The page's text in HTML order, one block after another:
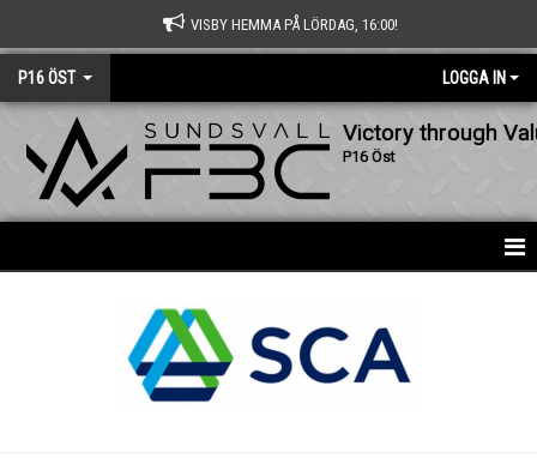
VISBY HEMMA PÅ LÖRDAG, 16:00!
P16 ÖST LOGGA IN
Victory through
P16 Öst